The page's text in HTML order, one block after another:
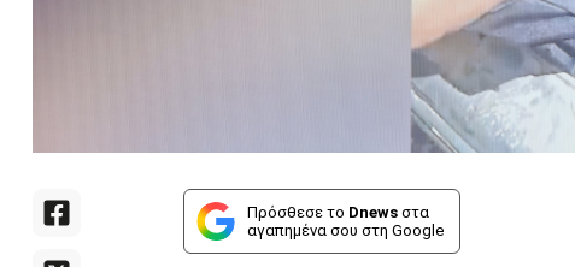
Πρόσθεσε το Dnews στα
αγαπημένα σου στη Google